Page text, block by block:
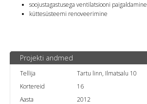
soojustagastusega ventilatsiooni paigaldamine
küttesüsteemi renoveerimine
Projekti andmed
Tellija
Tartu linn, Ilmatsalu 10
Kortereid
16
Aasta
2012